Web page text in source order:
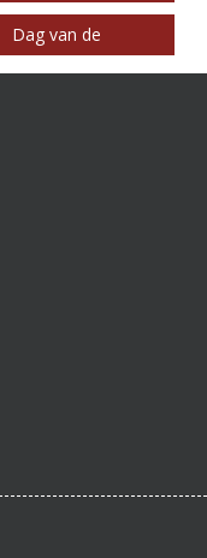
Dag van de